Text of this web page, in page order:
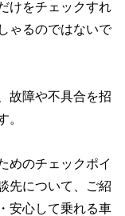
けをチェックすれ
ゃるのではないで
故障や不具合を招
。
めのチェックポイ
先について、ご紹
安心して乗れる車